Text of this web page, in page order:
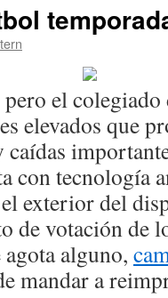
el
elevados que
caídas
con tecnología
exterior del
de votación de
alguno,
mandar a